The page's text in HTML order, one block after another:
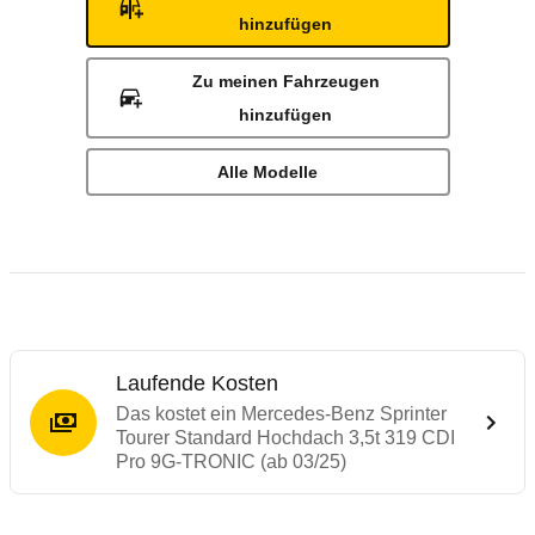
hinzufügen
Zu meinen Fahrzeugen
hinzufügen
Alle Modelle
Laufende Kosten
Das kostet ein Mercedes-Benz Sprinter
Tourer Standard Hochdach 3,5t 319 CDI
Pro 9G-TRONIC (ab 03/25)